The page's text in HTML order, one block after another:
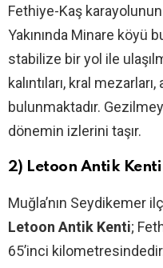
Fethiye-Kaş karayolunun
Yakınında Minare köyü
stabilize bir yol ile
kalıntıları, kral
bulunmaktadır.
dönemin izlerini taşır.
2) Letoon Antik Kenti
Muğla’nın Seydikemer
Letoon Antik Kenti;
65’inci kilometresindedir.